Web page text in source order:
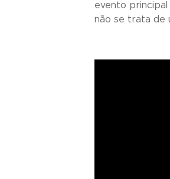
evento principal
não se trata de